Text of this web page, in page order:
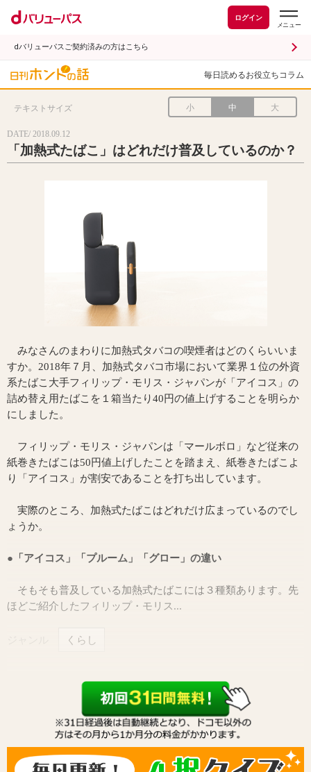
ログイン
dバリューパスご契約済みの方はこちら
毎日読めるお役立ちコラム
テキストサイズ 小 中 大
DATE/ 2018.09.12
「加熱式たばこ」はどれだけ普及しているのか？
みなさんのまわりに加熱式タバコの喫煙者はどのくらいいま
すか。2018年７月、加熱式タバコ市場において業界１位の外資
系たばこ大手フィリップ・モリス・ジャパンが「アイコス」の
詰め替え用たばこを１箱当たり40円の値上げすることを明らか
にしました。
フィリップ・モリス・ジャパンは「マールボロ」など従来の
紙巻きたばこは50円値上げしたことを踏まえ、紙巻きたばこよ
り「アイコス」が割安であることを打ち出しています。
実際のところ、加熱式たばこはどれだけ広まっているのでし
ょうか。
●「アイコス」「プルーム」「グロー」の違い
そもそも普及している加熱式たばこには３種類あります。先
ほどご紹介したフィリップ・モリス...
くらし